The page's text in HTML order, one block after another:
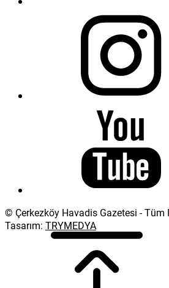
© Çerkezköy Havadis Gazetesi - Tüm
Tasarım: TRYMEDYA